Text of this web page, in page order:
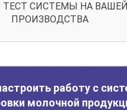
СИСТЕМЫ НА
ПРОИЗВОДСТВА
работу с
молочной